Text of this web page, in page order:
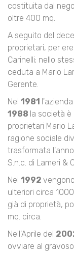
co­stituita dal
oltre 400 mq.
A seguito del
proprietari, per
Carinelli; nello
ceduta a Mario
Gerente.
Nel 1981
1988 la società
pro­prietari Mario
ragio­ne sociale
tra­sformata
S.n.c. di Lameri &
Nel 1992
ulteriori circa
già di proprietà,
mq. circa.
Nell'Aprile del
ovviare al